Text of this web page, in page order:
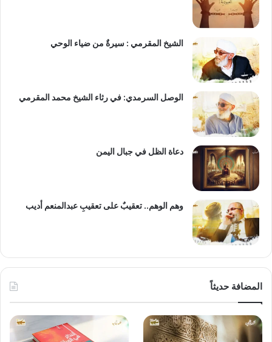
الشيخ المقرمي : سيرةٌ من ضياء الوحي
الوصل السرمدي: في رثاء الشيخ محمد المقرمي
دعاة الظل في جبال اليمن
وهم الوهم.. تعقيبٌ على تعقيبِ عبدالمنعم أديب
المضافة حديثاً